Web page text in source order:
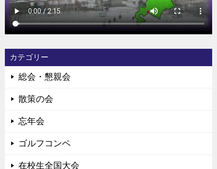
カテゴリー
総会・懇親会
散策の会
忘年会
ゴルフコンペ
在校生全国大会